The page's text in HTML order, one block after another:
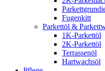
Fugenkitt
Parkettöl &
1K-Parkettöl
2K-Parkettöl
Terrassenöl
Hartwachsöl